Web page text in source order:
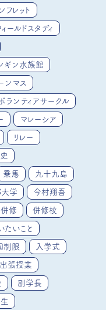
フレット
ィールドスタディ
ギン水族館
ンマス
ランティアサークル
マレーシア
リレー
乗馬 九十九島
学 今村翔吾
併修 併修校
たいこと
制限 入学式
出張授業
副学長